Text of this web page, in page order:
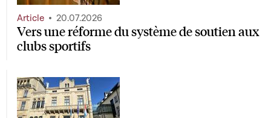
Vers une réforme du système de soutien aux
clubs sportifs
Article 20.07.2026